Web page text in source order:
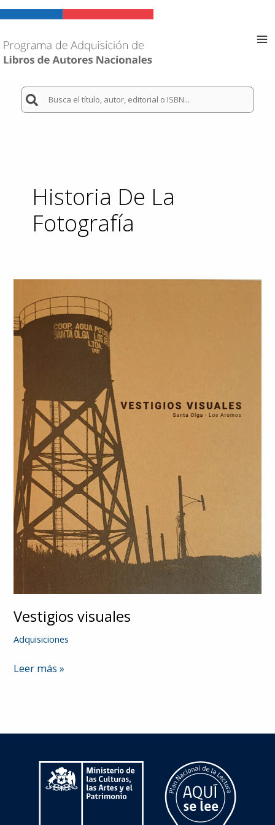
Ir
al
Buscar
por:
Historia De La
Fotografía
Vestigios visuales
Adquisiciones
Vestigios
Leer más »